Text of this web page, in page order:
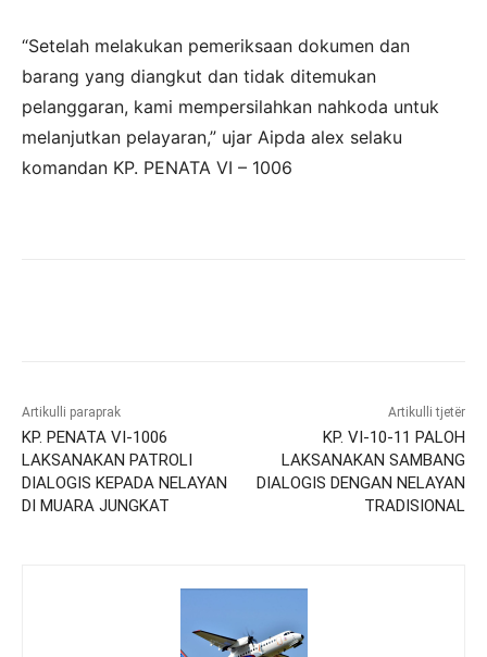
“Setelah melakukan pemeriksaan dokumen dan
barang yang diangkut dan tidak ditemukan
pelanggaran, kami mempersilahkan nahkoda untuk
melanjutkan pelayaran,” ujar Aipda alex selaku
komandan KP. PENATA VI – 1006
Artikulli paraprak
KP. PENATA VI-1006
LAKSANAKAN PATROLI
DIALOGIS KEPADA NELAYAN
DI MUARA JUNGKAT
Artikulli tjetër
KP. VI-10-11 PALOH
LAKSANAKAN SAMBANG
DIALOGIS DENGAN NELAYAN
TRADISIONAL